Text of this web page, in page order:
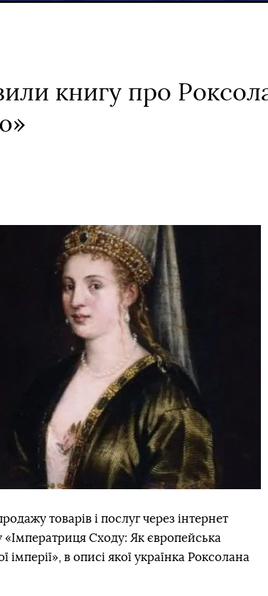
книгу про
товарів і послуг через інтернет
Сходу: Як європейська
в описі якої українка Роксолана